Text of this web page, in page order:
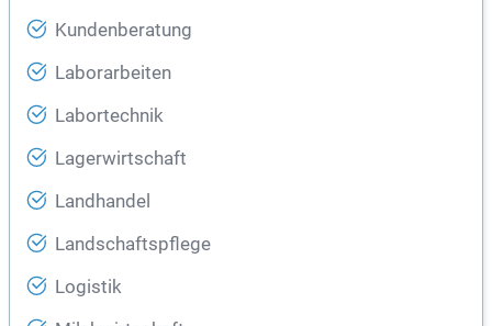
Kundenberatung
Laborarbeiten
Labortechnik
Lagerwirtschaft
Landhandel
Landschaftspflege
Logistik